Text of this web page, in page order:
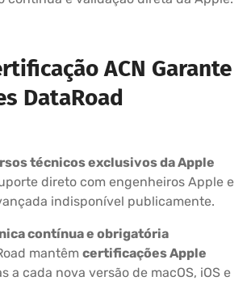
ACN Garante
DataRoad
técnicos exclusivos da Apple
direto com engenheiros Apple e
indisponível publicamente.
contínua e obrigatória
mantêm certificações Apple
a cada nova versão de macOS, iOS e